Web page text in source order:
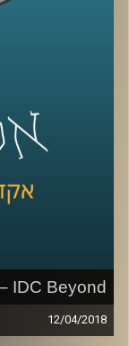
הסיפור
לסקר שדה
IDC Beyond – מתמודדים עם אתגרי המאה ה-21
12/04/2018